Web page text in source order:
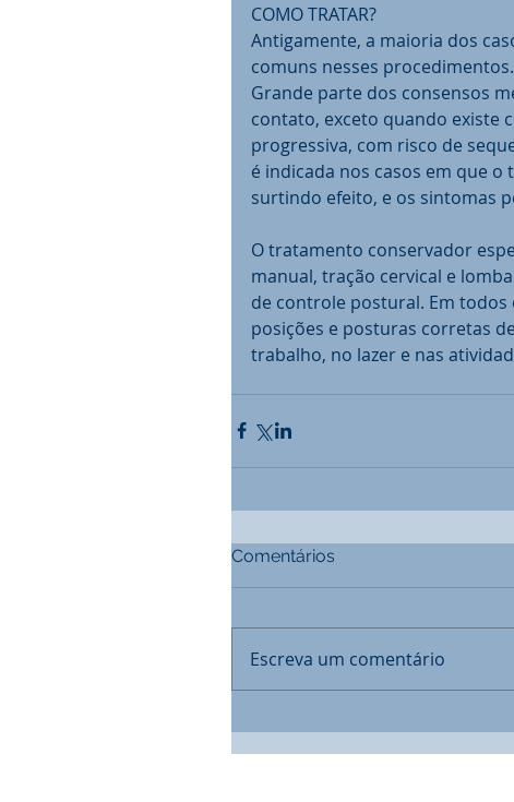
COMO TRATAR?
Antigamente, a maioria dos
comuns nesses
Grande parte dos consensos
contato, exceto quando existe
progressiva, com risco de
é indicada nos casos em que
surtindo efeito, e os sintomas
O tratamento conservador
manual, tração cervical e
de controle postural. Em
posições e posturas corretas
trabalho, no lazer e nas
Comentários
Escreva um comentário